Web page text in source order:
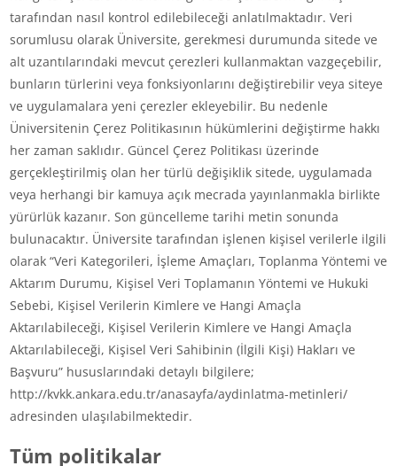
tarafından nasıl kontrol edilebileceği anlatılmaktadır. Veri
sorumlusu olarak Üniversite, gerekmesi durumunda sitede ve
alt uzantılarındaki mevcut çerezleri kullanmaktan vazgeçebilir,
bunların türlerini veya fonksiyonlarını değiştirebilir veya siteye
ve uygulamalara yeni çerezler ekleyebilir. Bu nedenle
Üniversitenin Çerez Politikasının hükümlerini değiştirme hakkı
her zaman saklıdır. Güncel Çerez Politikası üzerinde
gerçekleştirilmiş olan her türlü değişiklik sitede, uygulamada
veya herhangi bir kamuya açık mecrada yayınlanmakla birlikte
yürürlük kazanır. Son güncelleme tarihi metin sonunda
bulunacaktır. Üniversite tarafından işlenen kişisel verilerle ilgili
olarak “Veri Kategorileri, İşleme Amaçları, Toplanma Yöntemi ve
Aktarım Durumu, Kişisel Veri Toplamanın Yöntemi ve Hukuki
Sebebi, Kişisel Verilerin Kimlere ve Hangi Amaçla
Aktarılabileceği, Kişisel Verilerin Kimlere ve Hangi Amaçla
Aktarılabileceği, Kişisel Veri Sahibinin (İlgili Kişi) Hakları ve
Başvuru” hususlarındaki detaylı bilgilere;
http://kvkk.ankara.edu.tr/anasayfa/aydinlatma-metinleri/
adresinden ulaşılabilmektedir.
Tüm politikalar